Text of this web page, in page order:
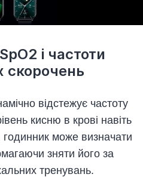
і частоти
скорочень
відстежує частоту
кисню в крові навіть
годинник може визначати
зняти його за
тренувань.